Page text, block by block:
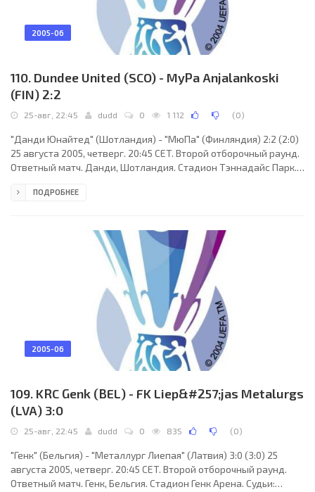
2005-06
110. Dundee United (SCO) - MyPa Anjalankoski
(FIN) 2:2
25-авг, 22:45 dudd 0 1 112 (0)
"Данди Юнайтед" (Шотландия) - "МюПа" (Финляндия) 2:2 (2:0)
25 августа 2005, четверг. 20:45 CET. Второй отборочный раунд.
Ответный матч. Данди, Шотландия. Стадион Тэннадайс Парк.
Гонсалес Васкес (Испания), Антонио Артеро Гальярдо
Уилсон, Алан Арчибальд, Марк Керр, Грант Бребнер (к), Ли
Миллер, Джеймс Макинтайр, Барри Робсон,
ПОДРОБНЕЕ
2005-06
109. KRC Genk (BEL) - FK Liep&#257;jas Metalurgs
(LVA) 3:0
25-авг, 22:45 dudd 0 835 (0)
"Генк" (Бельгия) - "Металлург Лиепая" (Латвия) 3:0 (3:0) 25
августа 2005, четверг. 20:45 CET. Второй отборочный раунд.
Ответный матч. Генк, Бельгия. Стадион Генк Арена. Судьи: